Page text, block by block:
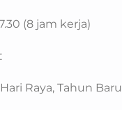
(8 jam kerja)
Tahun Baru